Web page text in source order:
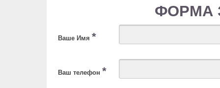
ФОРМА
Ваше Имя *
Ваш телефон *